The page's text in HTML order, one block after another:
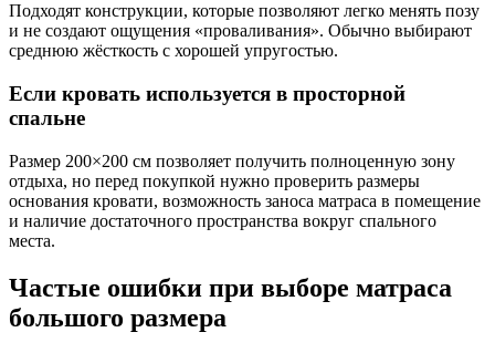
Подходят конструкции, которые позволяют легко менять позу
и не создают ощущения «проваливания». Обычно выбирают
среднюю жёсткость с хорошей упругостью.
Если кровать используется в просторной
спальне
Размер 200×200 см позволяет получить полноценную зону
отдыха, но перед покупкой нужно проверить размеры
основания кровати, возможность заноса матраса в помещение
и наличие достаточного пространства вокруг спального
места.
Частые ошибки при выборе матраса
большого размера